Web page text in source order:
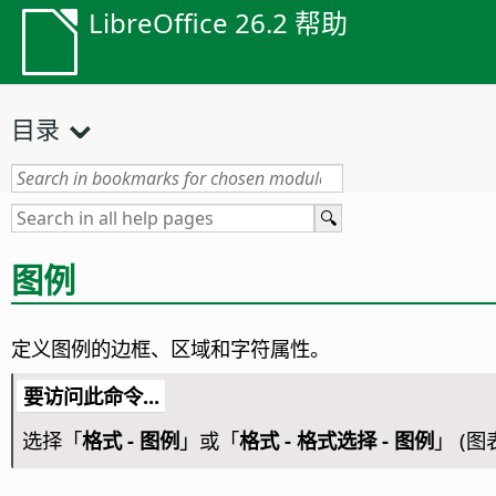
LibreOffice 26.2 帮助
目录
图例
定义图例的边框、区域和字符属性。
要访问此命令...
选择「格式 - 图例」或「格式 - 格式选择 - 图例」 (图